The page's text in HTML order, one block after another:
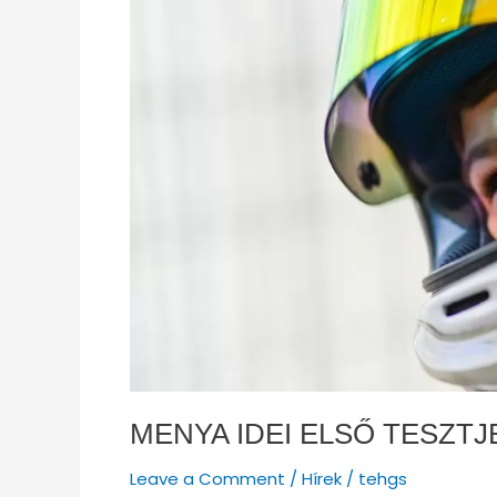
MENYA IDEI ELSŐ
Leave a Comment / Hírek / tehgs